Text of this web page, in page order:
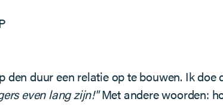
duur een relatie op te bouwen. Ik
even lang zijn!"Met andere woorden: